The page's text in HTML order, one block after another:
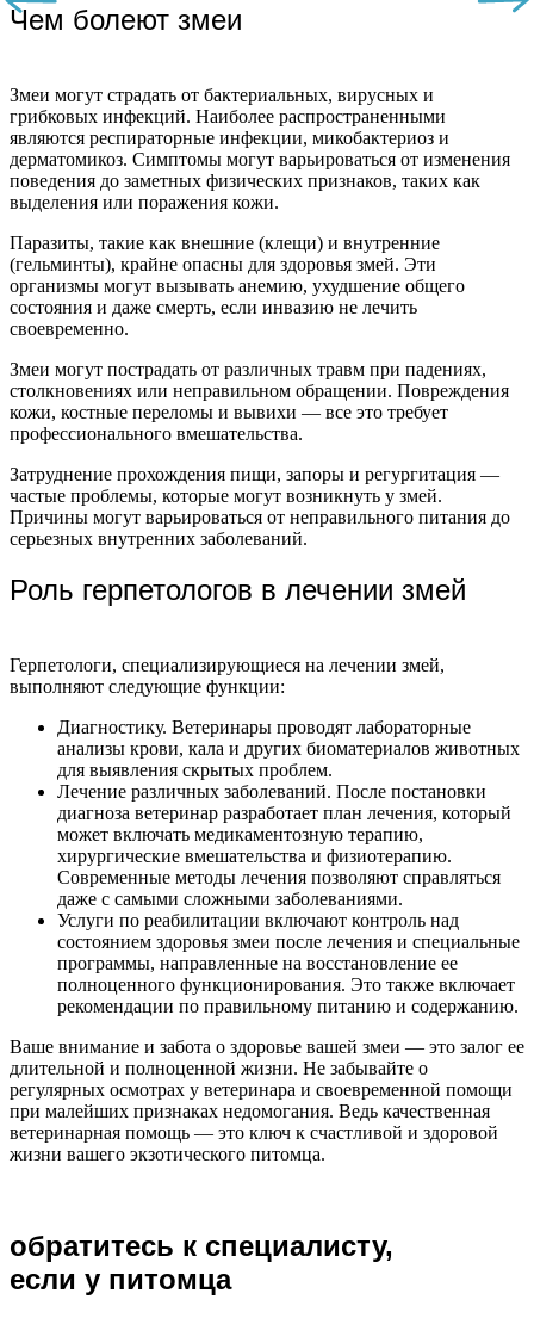
Чем болеют змеи
Змеи могут страдать от бактериальных, вирусных и
грибковых инфекций. Наиболее распространенными
являются респираторные инфекции, микобактериоз и
дерматомикоз. Симптомы могут варьироваться от изменения
поведения до заметных физических признаков, таких как
выделения или поражения кожи.
Паразиты, такие как внешние (клещи) и внутренние
(гельминты), крайне опасны для здоровья змей. Эти
организмы могут вызывать анемию, ухудшение общего
состояния и даже смерть, если инвазию не лечить
своевременно.
Змеи могут пострадать от различных травм при падениях,
столкновениях или неправильном обращении. Повреждения
кожи, костные переломы и вывихи — все это требует
профессионального вмешательства.
Затруднение прохождения пищи, запоры и регургитация —
частые проблемы, которые могут возникнуть у змей.
Причины могут варьироваться от неправильного питания до
серьезных внутренних заболеваний.
Роль герпетологов в лечении змей
Герпетологи, специализирующиеся на лечении змей,
выполняют следующие функции:
Диагностику. Ветеринары проводят лабораторные
анализы крови, кала и других биоматериалов животных
для выявления скрытых проблем.
Лечение различных заболеваний. После постановки
диагноза ветеринар разработает план лечения, который
может включать медикаментозную терапию,
хирургические вмешательства и физиотерапию.
Современные методы лечения позволяют справляться
даже с самыми сложными заболеваниями.
Услуги по реабилитации включают контроль над
состоянием здоровья змеи после лечения и специальные
программы, направленные на восстановление ее
полноценного функционирования. Это также включает
рекомендации по правильному питанию и содержанию.
Ваше внимание и забота о здоровье вашей змеи — это залог ее
длительной и полноценной жизни. Не забывайте о
регулярных осмотрах у ветеринара и своевременной помощи
при малейших признаках недомогания. Ведь качественная
ветеринарная помощь — это ключ к счастливой и здоровой
жизни вашего экзотического питомца.
обратитесь к специалисту,
если у питомца